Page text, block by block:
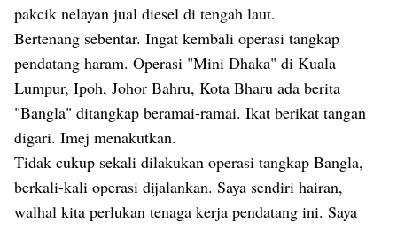
pakcik nelayan jual diesel di tengah laut.
Bertenang sebentar. Ingat kembali operasi tangkap
pendatang haram. Operasi "Mini Dhaka" di Kuala
Lumpur, Ipoh, Johor Bahru, Kota Bharu ada berita
"Bangla" ditangkap beramai-ramai. Ikat berikat tangan
digari. Imej menakutkan.
Tidak cukup sekali dilakukan operasi tangkap Bangla,
berkali-kali operasi dijalankan. Saya sendiri hairan,
walhal kita perlukan tenaga kerja pendatang ini. Saya